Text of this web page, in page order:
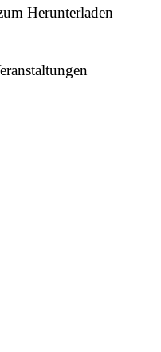
Herunterladen